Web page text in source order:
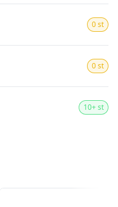
0 st
0 st
10+ st